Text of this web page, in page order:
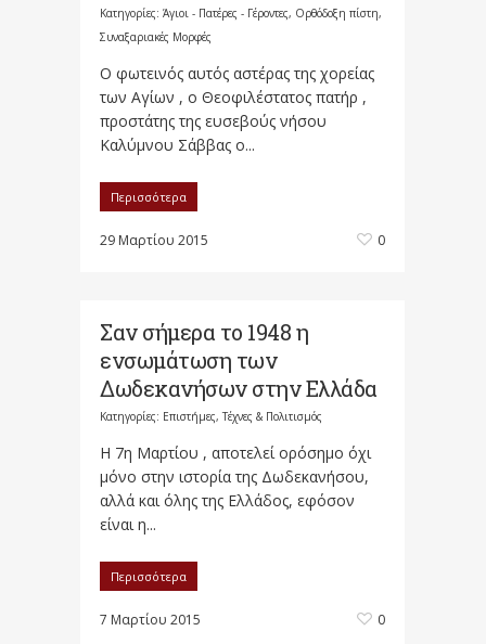
Κατηγορίες: Άγιοι - Πατέρες - Γέροντες, Ορθόδοξη πίστη,
Συναξαριακές Μορφές
Ο φωτεινός αυτός αστέρας της χορείας
των Αγίων , ο Θεοφιλέστατος πατήρ ,
προστάτης της ευσεβούς νήσου
Καλύμνου Σάββας ο...
Περισσότερα
29 Μαρτίου 2015 0
Σαν σήμερα το 1948 η
ενσωμάτωση των
Δωδεκανήσων στην Ελλάδα
Κατηγορίες: Επιστήμες, Τέχνες & Πολιτισμός
Η 7η Μαρτίου , αποτελεί ορόσημο όχι
μόνο στην ιστορία της Δωδεκανήσου,
αλλά και όλης της Ελλάδος, εφόσον
είναι η...
Περισσότερα
7 Μαρτίου 2015 0